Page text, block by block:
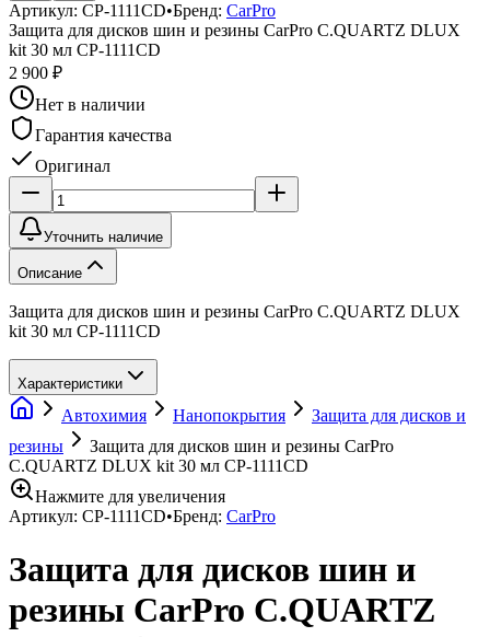
Артикул: CP-1111CD•Бренд: CarPro
Защита для дисков шин и резины CarPro C.QUARTZ DLUX
kit 30 мл CP-1111CD
2 900 ₽
Нет в наличии
Гарантия качества
Оригинал
Уточнить наличие
Описание
Защита для дисков шин и резины CarPro C.QUARTZ DLUX
kit 30 мл CP-1111CD
Характеристики
Автохимия Нанопокрытия
Защита для дисков и
резины
Защита для дисков шин и резины CarPro
C.QUARTZ DLUX kit 30 мл CP-1111CD
Нажмите для увеличения
Артикул: CP-1111CD•Бренд: CarPro
Защита для дисков шин и
резины CarPro C.QUARTZ